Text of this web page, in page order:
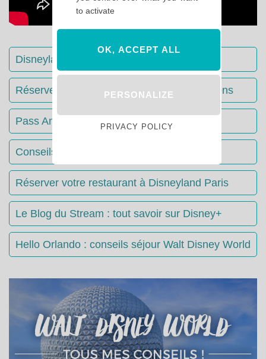
Disneyland Paris : Le guide complet
Réserver votre séjour : toutes les informations
Pass Annuels Disney : informations
Conseils & Astuces Disneyland Paris
Réserver votre restaurant à Disneyland Paris
Le Blog du Stream : tout savoir sur Disney+
Hello Orlando : conseils séjour Walt Disney World
to activate
OK, ACCEPT ALL
PERSONALIZE
PRIVACY POLICY